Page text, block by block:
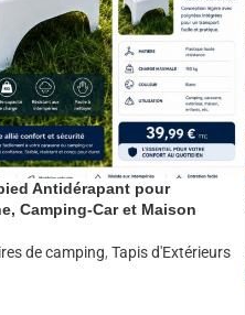
Antidérapant pour
Camping-Car et Maison
de camping, Tapis d'Extérieurs